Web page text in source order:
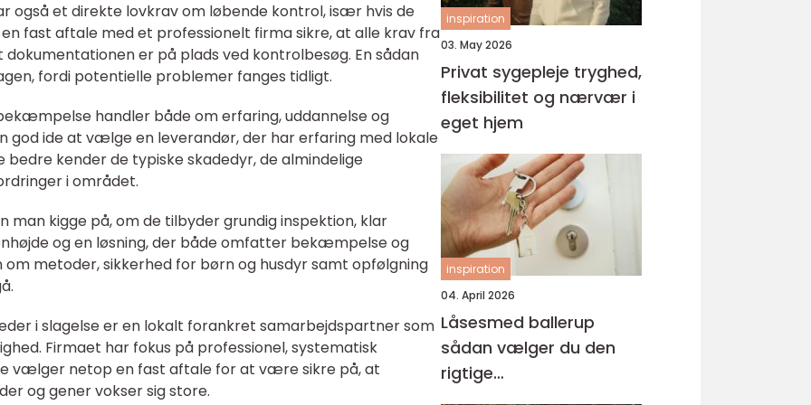
også et direkte lovkrav om løbende kontrol, især hvis de
fast aftale med et professionelt firma sikre, at alle krav fra
er på plads ved kontrolbesøg. En sådan
fordi potentielle problemer fanges tidligt.
handler både om erfaring, uddannelse og
ide at vælge en leverandør, der har erfaring med lokale
bedre kender de typiske skadedyr, de almindelige
i området.
man kigge på, om de tilbyder grundig inspektion, klar
og en løsning, der både omfatter bekæmpelse og
metoder, sikkerhed for børn og husdyr samt opfølgning
i slagelse er en lokalt forankret samarbejdspartner som
Firmaet har fokus på professionel, systematisk
vælger netop en fast aftale for at være sikre på, at
og gener vokser sig store.
inspiration
03. May 2026
Privat sygepleje tryghed,
fleksibilitet og nærvær i
eget hjem
inspiration
04. April 2026
Låsesmed ballerup
sådan vælger du den
rigtige
samarbejdspartner